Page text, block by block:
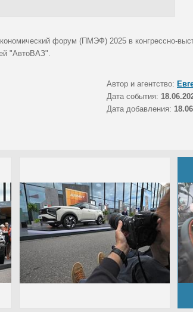
форум (ПМЭФ) 2025 в конгрессно-
"АвтоВАЗ".
Автор и агентство:
Дата события:
Дата добавления: